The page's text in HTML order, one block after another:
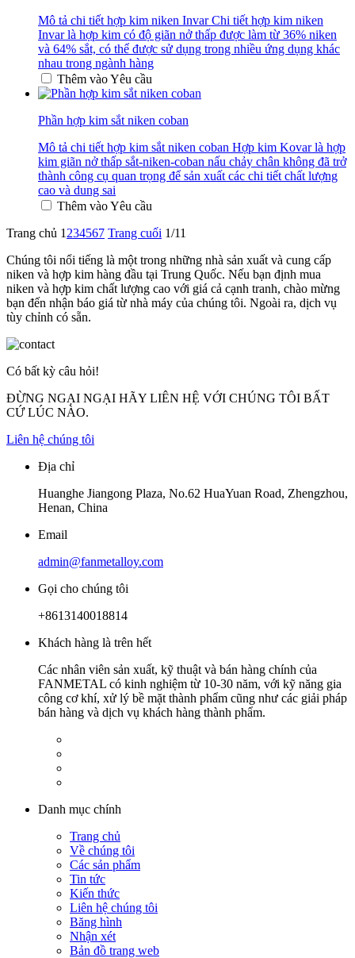
Mô tả chi tiết hợp kim niken Invar Chi tiết hợp kim niken
Invar là hợp kim có độ giãn nở thấp được làm từ 36% niken
và 64% sắt, có thể được sử dụng trong nhiều ứng dụng khác
nhau trong ngành hàng
Thêm vào Yêu cầu
Phần hợp kim sắt niken coban
Mô tả chi tiết hợp kim sắt niken coban Hợp kim Kovar là hợp
kim giãn nở thấp sắt-niken-coban nấu chảy chân không đã trở
thành công cụ quan trọng để sản xuất các chi tiết chất lượng
cao và dung sai
Thêm vào Yêu cầu
Trang chủ 1 234567 Trang cuối 1/11
Chúng tôi nổi tiếng là một trong những nhà sản xuất và cung cấp
niken và hợp kim hàng đầu tại Trung Quốc. Nếu bạn định mua
niken và hợp kim chất lượng cao với giá cả cạnh tranh, chào mừng
bạn đến nhận báo giá từ nhà máy của chúng tôi. Ngoài ra, dịch vụ
tùy chỉnh có sẵn.
Có bất kỳ câu hỏi!
ĐỪNG NGẠI NGẠI HÃY LIÊN HỆ VỚI CHÚNG TÔI BẤT
CỨ LÚC NÀO.
Liên hệ chúng tôi
Địa chỉ
Huanghe Jiangong Plaza, No.62 HuaYuan Road, Zhengzhou,
Henan, China
Email
admin@fanmetalloy.com
Gọi cho chúng tôi
+8613140018814
Khách hàng là trên hết
Các nhân viên sản xuất, kỹ thuật và bán hàng chính của
FANMETAL có kinh nghiệm từ 10-30 năm, với kỹ năng gia
công cơ khí, xử lý bề mặt thành phẩm cũng như các giải pháp
bán hàng và dịch vụ khách hàng thành phẩm.
Danh mục chính
Trang chủ
Về chúng tôi
Các sản phẩm
Tin tức
Kiến thức
Liên hệ chúng tôi
Băng hình
Nhận xét
Bản đồ trang web